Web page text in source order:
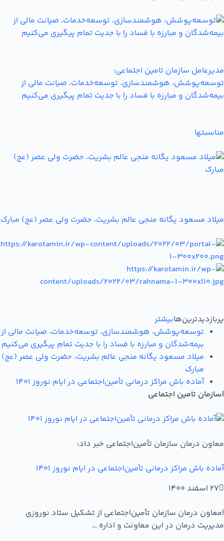
مدیرعامل سازمان تامین اجتماعی:
توسعه‌پوشش، هوشمندسازی، توسعه‌خدمات، صیانت مالی از
بیمه‌شدگان و مبارزه با فساد را با جدیت تمام پیگیری می‌کنیم
مناسبتها
میلاد مسعود یگانه منجی عالم بشریت، حضرت ولی عصر (عج) مبارک
پربازدیدترین‌هابیشتر
توسعه‌پوشش، هوشمندسازی، توسعه‌خدمات، صیانت مالی از
بیمه‌شدگان و مبارزه با فساد را با جدیت تمام پیگیری می‌کنیم
میلاد مسعود یگانه منجی عالم بشریت، حضرت ولی عصر (عج)
مبارک
آماده باش مراکز درمانی تأمین‌اجتماعی در ایام نوروز 1401
|سازمان تامین اجتماعی
معاون درمان سازمان تأمین‌اجتماعی خبر داد:
آماده باش مراکز درمانی تأمین‌اجتماعی در ایام نوروز 1401
27 اسفند 1400
|معاون درمان سازمان تأمین‌اجتماعی از تشکیل ستاد نوروزی
مدیریت درمان در این معاونت و اداره …